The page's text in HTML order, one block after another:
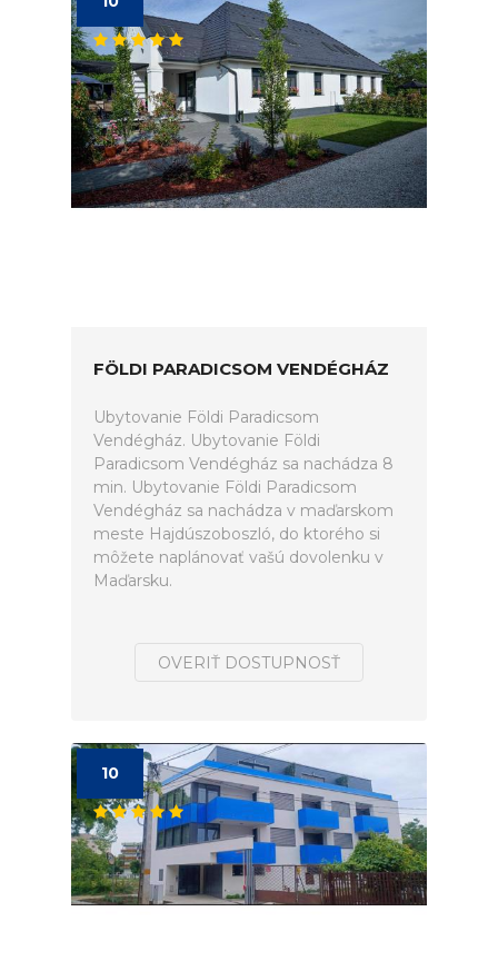
FÖLDI PARADICSOM VENDÉGHÁZ
Ubytovanie Földi Paradicsom
Vendégház. Ubytovanie Földi
Paradicsom Vendégház sa nachádza 8
min. Ubytovanie Földi Paradicsom
Vendégház sa nachádza v maďarskom
meste Hajdúszoboszló, do ktorého si
môžete naplánovať vašú dovolenku v
Maďarsku.
OVERIŤ DOSTUPNOSŤ
10